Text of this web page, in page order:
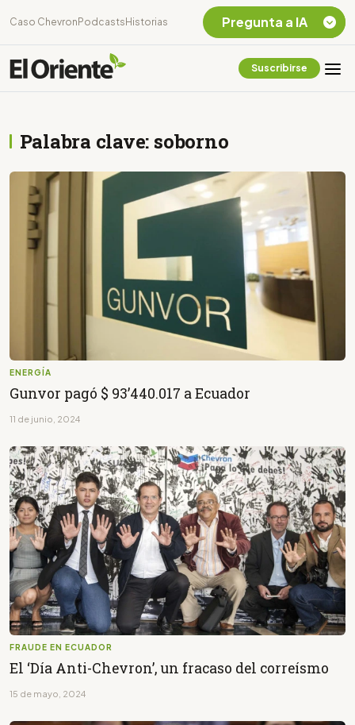
Caso Chevron Podcasts Historias
Suscribirse
Palabra clave: soborno
ENERGÍA
Gunvor pagó $ 93’440.017 a Ecuador
11 de junio, 2024
FRAUDE EN ECUADOR
El ‘Día Anti-Chevron’, un fracaso del correísmo
15 de mayo, 2024
Pregunta a IA
Amazonia Ecuatoriana
¿En que consiste la
tasa minera que rige en
Ecuador?